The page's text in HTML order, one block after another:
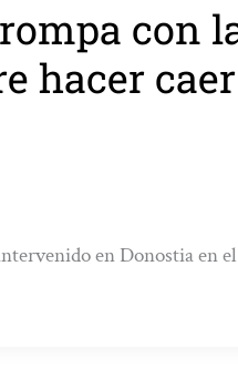
con
hacer
en Donostia en